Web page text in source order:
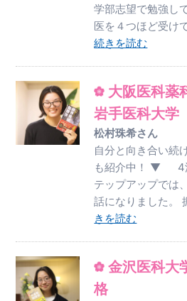
学部志望で勉強し
医を４つほど受
続きを読む
大阪医科薬
岩手医科大学
松村珠希さん
自分と向き合い
も紹介中！ ▼ 4
テップアップでは
話になりました
きを読む
金沢医科大
格